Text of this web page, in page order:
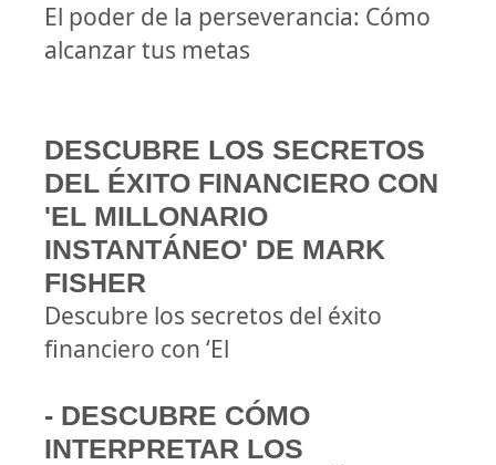
El poder de la perseverancia: Cómo
alcanzar tus metas
DESCUBRE LOS SECRETOS
DEL ÉXITO FINANCIERO CON
'EL MILLONARIO
INSTANTÁNEO' DE MARK
FISHER
Descubre los secretos del éxito
financiero con ‘El
- DESCUBRE CÓMO
INTERPRETAR LOS